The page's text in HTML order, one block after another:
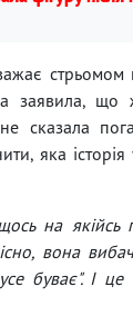
стрьомом
заявила, що
сказала
яка історія
на якійсь
вона
буває". І